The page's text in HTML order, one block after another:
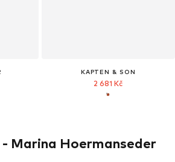
KAPTEN & SON
2 681 Kč
Marina Hoermanseder